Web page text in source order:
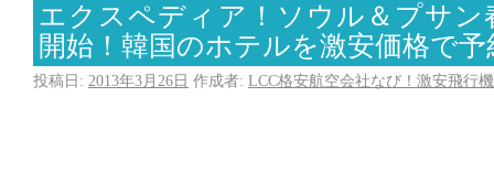
エクスペディア！ソウル＆プサン
開始！韓国のホテルを激安価格で予
投稿日: 2013年3月26日 作成者: LCC格安航空会社なび！激安飛行